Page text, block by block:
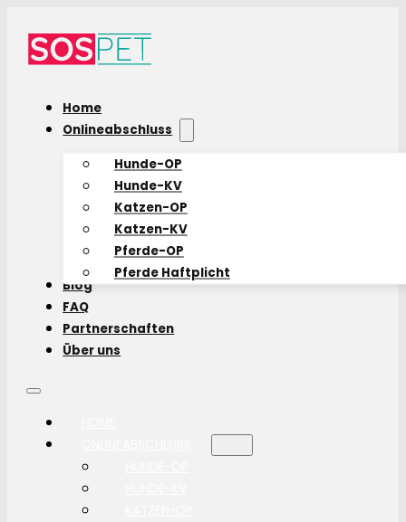
Home
Onlineabschluss
Hunde-OP
Hunde-KV
Katzen-OP
Katzen-KV
Pferde-OP
Pferde Haftplicht
Blog
FAQ
Partnerschaften
Über uns